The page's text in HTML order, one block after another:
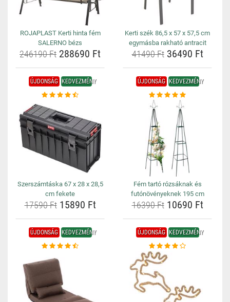
ROJAPLAST Kerti hinta fém
SALERNO bézs
246190 Ft 288690 Ft
Kerti szék 86,5 x 57 x 57,5 cm
egymásba rakható antracit
41490 Ft36490 Ft
ÚJDONSÁG KEDVEZMÉNY
Szerszámtáska 67 x 28 x 28,5
cm fekete
17590 Ft15890 Ft
ÚJDONSÁG KEDVEZMÉNY
Fém tartó rózsáknak és
futónövényeknek 195 cm
16390 Ft10690 Ft
ÚJDONSÁG KEDVEZMÉNY ÚJDONSÁG KEDVEZMÉNY